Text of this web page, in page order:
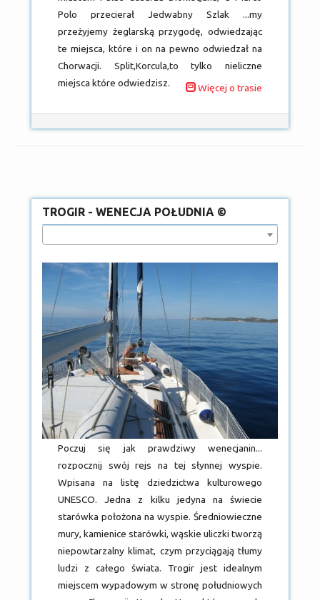
Polo przecierał Jedwabny Szlak ...my
przeżyjemy żeglarską przygodę, odwiedzając
te miejsca, które i on na pewno odwiedzał na
Chorwacji. Split,Korcula,to tylko nieliczne
miejsca które odwiedzisz.
Więcej o trasie
TROGIR - WENECJA POŁUDNIA ©
Poczuj się jak prawdziwy wenecjanin...
rozpocznij swój rejs na tej słynnej wyspie.
Wpisana na listę dziedzictwa kulturowego
UNESCO. Jedna z kilku jedyna na świecie
starówka położona na wyspie. Średniowieczne
mury, kamienice starówki, wąskie uliczki tworzą
niepowtarzalny klimat, czym przyciągają tłumy
ludzi z całego świata. Trogir jest idealnym
miejscem wypadowym w stronę południowych